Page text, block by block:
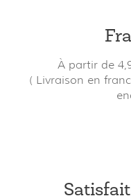
À partir de
( Livraison en